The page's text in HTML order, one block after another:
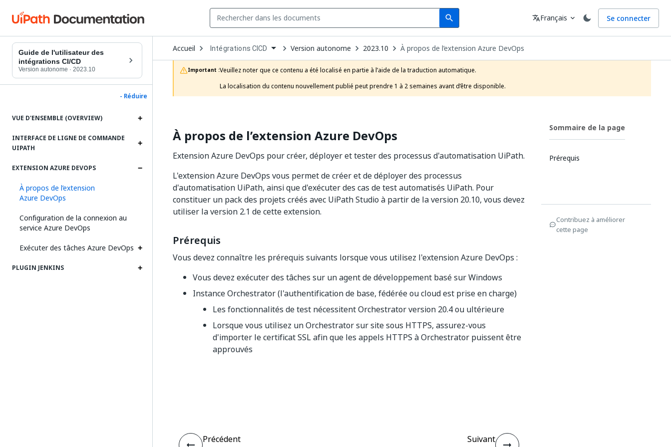
search
Search Langue
translateFrançais expand_more Se connecter
Guide de l'utilisateur des
intégrations CI/CD
Version autonome · 2023.10
- Réduire
VUE D'ENSEMBLE (OVERVIEW)
INTERFACE DE LIGNE DE COMMANDE
UIPATH
EXTENSION AZURE DEVOPS
À propos de l’extension
Azure DevOps
Configuration de la connexion au
service Azure DevOps
Exécuter des tâches Azure DevOps
PLUGIN JENKINS
Accueil Open
Dropdown
to
choose
product
Intégrations CICD Version autonome 2023.10 À propos de l’extension Azure DevOps
Important :Veuillez noter que ce contenu a été localisé en partie à l’aide de la traduction automatique.
La localisation du contenu nouvellement publié peut prendre 1 à 2 semaines avant d’être disponible.
À propos de l’extension Azure DevOps
Extension Azure DevOps pour créer, déployer et tester des processus d'automatisation UiPath.
L'extension Azure DevOps vous permet de créer et de déployer des processus
d'automatisation UiPath, ainsi que d'exécuter des cas de test automatisés UiPath. Pour
constituer un pack des projets créés avec UiPath Studio à partir de la version 20.10, vous devez
utiliser la version 2.1 de cette extension.
Prérequis
Vous devez connaître les prérequis suivants lorsque vous utilisez l'extension Azure DevOps :
Vous devez exécuter des tâches sur un agent de développement basé sur Windows
Instance Orchestrator (l'authentification de base, fédérée ou cloud est prise en charge)
Les fonctionnalités de test nécessitent Orchestrator version 20.4 ou ultérieure
Lorsque vous utilisez un Orchestrator sur site sous HTTPS, assurez-vous
d'importer le certificat SSL afin que les appels HTTPS à Orchestrator puissent être
approuvés
Sommaire de la page
Prérequis
Contribuez à améliorer
cette page
Précédent
Suivant